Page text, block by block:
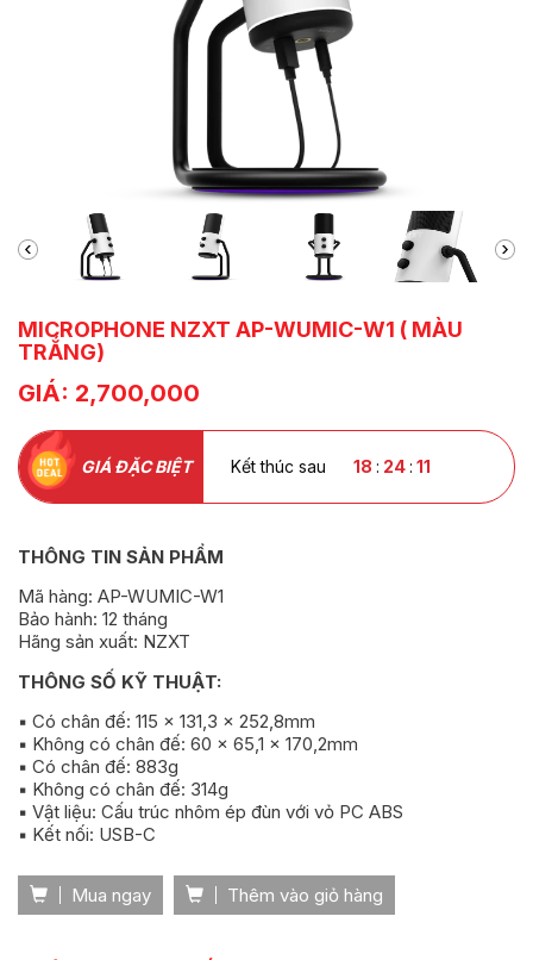
MICROPHONE NZXT AP-WUMIC-W1 ( MÀU
TRẮNG)
GIÁ: 2,700,000
GIÁ ĐẶC BIỆT Kết thúc sau 18 : 24 : 09
THÔNG TIN SẢN PHẨM
Mã hàng: AP-WUMIC-W1
Bảo hành: 12 tháng
Hãng sản xuất: NZXT
THÔNG SỐ KỸ THUẬT:
▪️ Có chân đế: 115 x 131,3 x 252,8mm
▪️ Không có chân đế: 60 x 65,1 x 170,2mm
▪️ Có chân đế: 883g
▪️ Không có chân đế: 314g
▪️ Vật liệu: Cấu trúc nhôm ép đùn với vỏ PC ABS
▪️ Kết nối: USB-C
Mua ngay Thêm vào giỏ hàng